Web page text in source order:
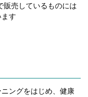
販売しているものには
す
ングをはじめ、健康